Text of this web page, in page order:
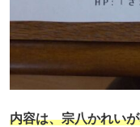
内容は、宗八かれい